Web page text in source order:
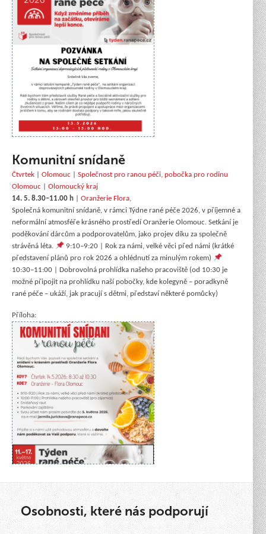
Komunitní snídaně
Čtvrtek Olomouc
Společnost pro ranou péči, pobočka pro rodinu
Olomouc
Olomoucký kraj
14. 5. 8.30–11.00 h
Oranžerie Flora,
Společná komunitní snídaně, v rámci Týdne rané péče 2026, v příjemné a
neformální atmosféře krásného prostředí Oranžerie Olomouc. Setkání je
poděkování dárcům a podporovatelům, jako projev díku za společně
strávěná léta.
9:10–9:20 | Rok za námi, velké věci před námi (krátké
představení plánů pro rok 2026 a ohlédnutí za minulým rokem)
10:30–11:00 | Dobrovolná prohlídka našeho pracoviště (od 10:30 je
možné připojit na prohlídku naší pobočky, kde kolegyně – poradkyně
rané péče – ukáží, jak pracují s dětmi, představí některé pomůcky)
Příloha:
Osobnosti, které nás podporují